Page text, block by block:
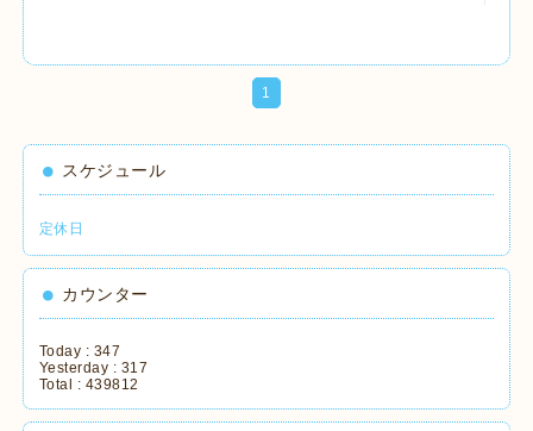
1
スケジュール
定休日
カウンター
Today : 347
Yesterday : 317
Total : 439812